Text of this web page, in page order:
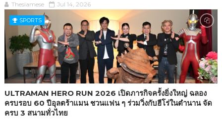
Thesiamese Jul 14, 2026
SPORTS
ULTRAMAN HERO RUN 2026 เปิดภารกิจครั้งยิ่งใหญ่ ฉลอง
ครบรอบ 60 ปีอุลตร้าแมน ชวนแฟน ๆ ร่วมวิ่งกับฮีโร่ในตำนาน จัด
ครบ 3 สนามทั่วไทย